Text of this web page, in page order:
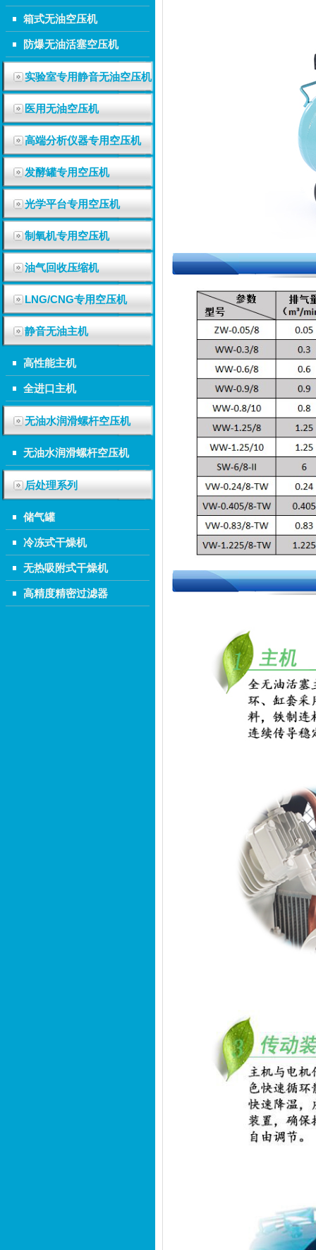
箱式无油空压机
防爆无油活塞空压机
实验室专用静音无油空压机
医用无油空压机
高端分析仪器专用空压机
发酵罐专用空压机
光学平台专用空压机
制氧机专用空压机
油气回收压缩机
LNG/CNG专用空压机
静音无油主机
高性能主机
全进口主机
无油水润滑螺杆空压机
无油水润滑螺杆空压机
后处理系列
储气罐
冷冻式干燥机
无热吸附式干燥机
高精度精密过滤器